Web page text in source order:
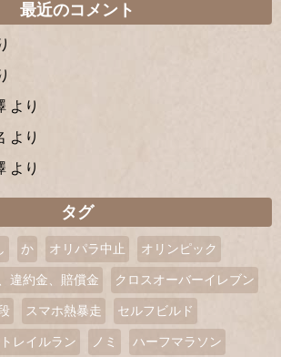
最近のコメント
より
より
より
タグ
か オリパラ中止 オリンピック
違約金、賠償金 クロスオーバーイレブン
スマホ熱暴走 セルフビルド
トレイルラン ノミ ハーフマラソン